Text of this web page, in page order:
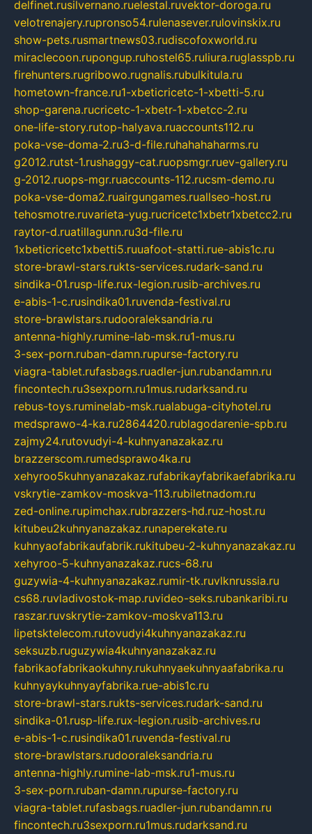
delfinet.rusilvernano.ruelestal.ruvektor-doroga.ru
velotrenajery.rupronso54.rulenasever.rulovinskix.ru
show-pets.rusmartnews03.rudiscofoxworld.ru
miraclecoon.rupongup.ruhostel65.ruliura.ruglasspb.ru
firehunters.rugribowo.rugnalis.rubulkitula.ru
hometown-france.ru1-xbeticricetc-1-xbetti-5.ru
shop-garena.rucricetc-1-xbetr-1-xbetcc-2.ru
one-life-story.rutop-halyava.ruaccounts112.ru
poka-vse-doma-2.ru3-d-file.ruhahahaharms.ru
g2012.rutst-1.rushaggy-cat.ruopsmgr.ruev-gallery.ru
g-2012.ruops-mgr.ruaccounts-112.rucsm-demo.ru
poka-vse-doma2.ruairgungames.ruallseo-host.ru
tehosmotre.ruvarieta-yug.rucricetc1xbetr1xbetcc2.ru
raytor-d.ruatillagunn.ru3d-file.ru
1xbeticricetc1xbetti5.ruuafoot-statti.rue-abis1c.ru
store-brawl-stars.rukts-services.rudark-sand.ru
sindika-01.rusp-life.rux-legion.rusib-archives.ru
e-abis-1-c.rusindika01.ruvenda-festival.ru
store-brawlstars.rudooraleksandria.ru
antenna-highly.rumine-lab-msk.ru1-mus.ru
3-sex-porn.ruban-damn.rupurse-factory.ru
viagra-tablet.rufasbags.ruadler-jun.rubandamn.ru
fincontech.ru3sexporn.ru1mus.rudarksand.ru
rebus-toys.ruminelab-msk.rualabuga-cityhotel.ru
medsprawo-4-ka.ru2864420.rublagodarenie-spb.ru
zajmy24.rutovudyi-4-kuhnyanazakaz.ru
brazzerscom.rumedsprawo4ka.ru
xehyroo5kuhnyanazakaz.rufabrikayfabrikaefabrika.ru
vskrytie-zamkov-moskva-113.rubiletnadom.ru
zed-online.rupimchax.rubrazzers-hd.ruz-host.ru
kitubeu2kuhnyanazakaz.runaperekate.ru
kuhnyaofabrikaufabrik.rukitubeu-2-kuhnyanazakaz.ru
xehyroo-5-kuhnyanazakaz.rucs-68.ru
guzywia-4-kuhnyanazakaz.rumir-tk.ruvlknrussia.ru
cs68.ruvladivostok-map.ruvideo-seks.rubankaribi.ru
raszar.ruvskrytie-zamkov-moskva113.ru
lipetsktelecom.rutovudyi4kuhnyanazakaz.ru
seksuzb.ruguzywia4kuhnyanazakaz.ru
fabrikaofabrikaokuhny.rukuhnyaekuhnyaafabrika.ru
kuhnyaykuhnyayfabrika.rue-abis1c.ru
store-brawl-stars.rukts-services.rudark-sand.ru
sindika-01.rusp-life.rux-legion.rusib-archives.ru
e-abis-1-c.rusindika01.ruvenda-festival.ru
store-brawlstars.rudooraleksandria.ru
antenna-highly.rumine-lab-msk.ru1-mus.ru
3-sex-porn.ruban-damn.rupurse-factory.ru
viagra-tablet.rufasbags.ruadler-jun.rubandamn.ru
fincontech.ru3sexporn.ru1mus.rudarksand.ru